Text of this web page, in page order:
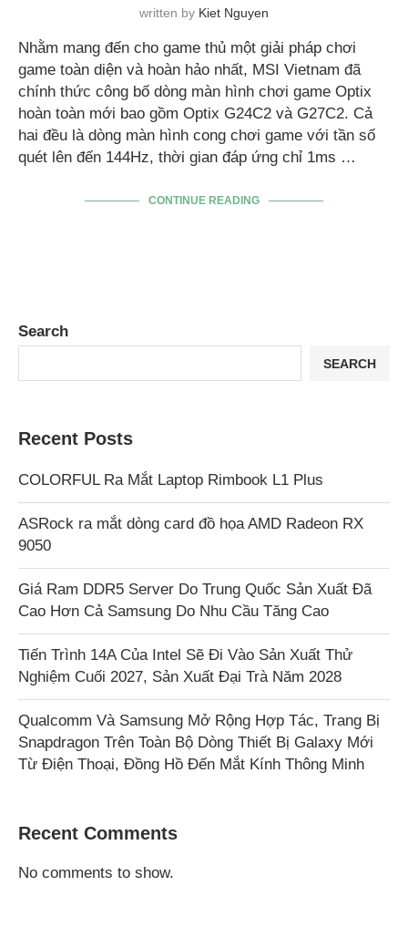
written by Kiet Nguyen
Nhằm mang đến cho game thủ một giải pháp chơi
game toàn diện và hoàn hảo nhất, MSI Vietnam đã
chính thức công bố dòng màn hình chơi game Optix
hoàn toàn mới bao gồm Optix G24C2 và G27C2. Cả
hai đều là dòng màn hình cong chơi game với tần số
quét lên đến 144Hz, thời gian đáp ứng chỉ 1ms …
CONTINUE READING
Search
SEARCH
Recent Posts
COLORFUL Ra Mắt Laptop Rimbook L1 Plus
ASRock ra mắt dòng card đồ họa AMD Radeon RX
9050
Giá Ram DDR5 Server Do Trung Quốc Sản Xuất Đã
Cao Hơn Cả Samsung Do Nhu Cầu Tăng Cao
Tiến Trình 14A Của Intel Sẽ Đi Vào Sản Xuất Thử
Nghiệm Cuối 2027, Sản Xuất Đại Trà Năm 2028
Qualcomm Và Samsung Mở Rộng Hợp Tác, Trang Bị
Snapdragon Trên Toàn Bộ Dòng Thiết Bị Galaxy Mới
Từ Điện Thoại, Đồng Hồ Đến Mắt Kính Thông Minh
Recent Comments
No comments to show.